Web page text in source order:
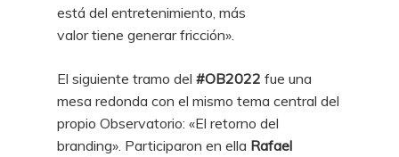
está del entretenimiento, más
valor tiene generar fricción».
El siguiente tramo del #OB2022 fue una
mesa redonda con el mismo tema central del
propio Observatorio: «El retorno del
branding». Participaron en ella Rafael